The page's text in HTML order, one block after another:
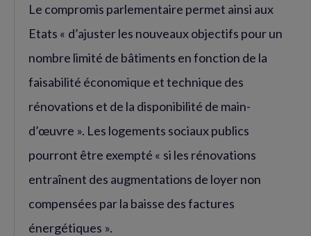
Le compromis parlementaire permet ainsi aux
Etats « d’ajuster les nouveaux objectifs pour un
nombre limité de bâtiments en fonction de la
faisabilité économique et technique des
rénovations et de la disponibilité de main-
d’œuvre ». Les logements sociaux publics
pourront être exempté « si les rénovations
entraînent des augmentations de loyer non
compensées par la baisse des factures
énergétiques ».